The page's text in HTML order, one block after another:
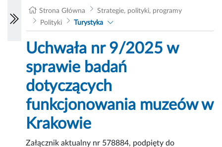
Strona Główna
Strategie, polityki, programy
Polityki
Turystyka
Uchwała nr 9/2025 w
sprawie badań
dotyczących
funkcjonowania muzeów w
Krakowie
Załącznik aktualny nr 578884, podpięty do